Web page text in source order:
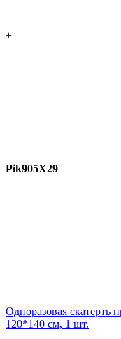
+
Pik905X29
Одноразовая скатерть
120*140 см, 1 шт.